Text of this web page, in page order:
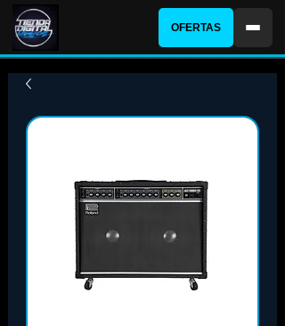
OFERTAS